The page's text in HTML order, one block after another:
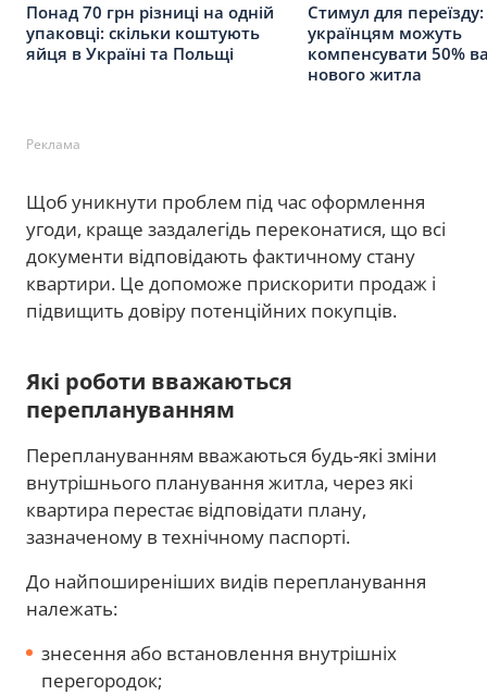
Понад 70 грн різниці на одній
упаковці: скільки коштують
яйця в Україні та Польщі
Стимул для
українцям можуть
компенсувати 50%
нового житла
Реклама
Щоб уникнути проблем під час оформлення
угоди, краще заздалегідь переконатися, що всі
документи відповідають фактичному стану
квартири. Це допоможе прискорити продаж і
підвищить довіру потенційних покупців.
Які роботи вважаються
переплануванням
Переплануванням вважаються будь-які зміни
внутрішнього планування житла, через які
квартира перестає відповідати плану,
зазначеному в технічному паспорті.
До найпоширеніших видів перепланування
належать:
знесення або встановлення внутрішніх
перегородок;